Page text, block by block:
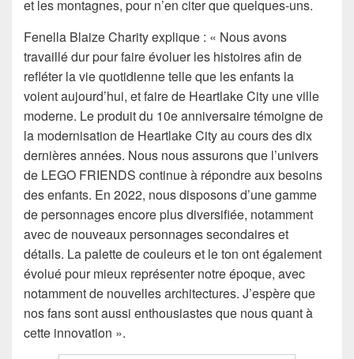
et les montagnes, pour n’en citer que quelques-uns.
Fenella Blaize Charity explique : « Nous avons
travaillé dur pour faire évoluer les histoires afin de
refléter la vie quotidienne telle que les enfants la
voient aujourd’hui, et faire de Heartlake City une ville
moderne. Le produit du 10e anniversaire témoigne de
la modernisation de Heartlake City au cours des dix
dernières années. Nous nous assurons que l’univers
de LEGO FRIENDS continue à répondre aux besoins
des enfants. En 2022, nous disposons d’une gamme
de personnages encore plus diversifiée, notamment
avec de nouveaux personnages secondaires et
détails. La palette de couleurs et le ton ont également
évolué pour mieux représenter notre époque, avec
notamment de nouvelles architectures. J’espère que
nos fans sont aussi enthousiastes que nous quant à
cette innovation ».